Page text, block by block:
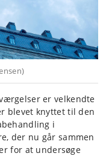
er velkendte
blevet knyttet til den
i
der nu går sammen
for at undersøge